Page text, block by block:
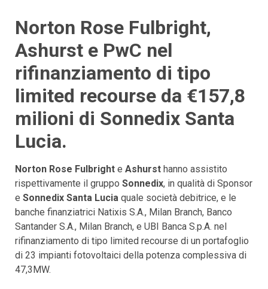
Norton Rose Fulbright,
Ashurst e PwC nel
rifinanziamento di tipo
limited recourse da €157,8
milioni di Sonnedix Santa
Lucia.
Norton Rose Fulbright e Ashurst hanno assistito
rispettivamente il gruppo Sonnedix, in qualità di Sponsor
e Sonnedix Santa Lucia quale società debitrice, e le
banche finanziatrici Natixis S.A., Milan Branch, Banco
Santander S.A., Milan Branch, e UBI Banca S.p.A. nel
rifinanziamento di tipo limited recourse di un portafoglio
di 23 impianti fotovoltaici della potenza complessiva di
47,3MW.